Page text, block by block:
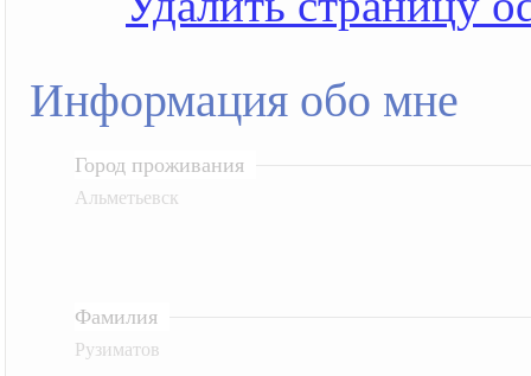
Информация обо мне
Город проживания
Альметьевск
Фамилия
Рузиматов